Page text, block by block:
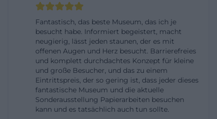
die Inhalte in verschiedene historische Schichten
unterteilt sind. Wer sich für die Geschichte
Deggendorfs interessiert, bekommt hier eine
strukturierte, gut erschlossene und zugleich
lebendige Form der Stadtgeschichte.
([stadtmuseum.deggendorf.de]
(https://stadtmuseum.deggendorf.de/preise-
oeffnungszeiten-kontakt))
Sonderausstellungen und Stadtgalerie im
Fantastisch, das beste Museum, das ich je
besucht habe. Informiert begeistert, macht
neugierig, lässt jeden staunen, der es mit
offenen Augen und Herz besucht. Barrierefreies
und komplett durchdachtes Konzept für kleine
und große Besucher, und das zu einem
Eintrittspreis, der so gering ist, dass jeder dieses
fantastische Museum und die aktuelle
Sonderausstellung Papierarbeiten besuchen
kann und es tatsächlich auch tun sollte.